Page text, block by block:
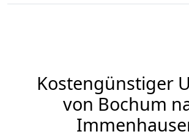
Kostengünstiger
von Bochum